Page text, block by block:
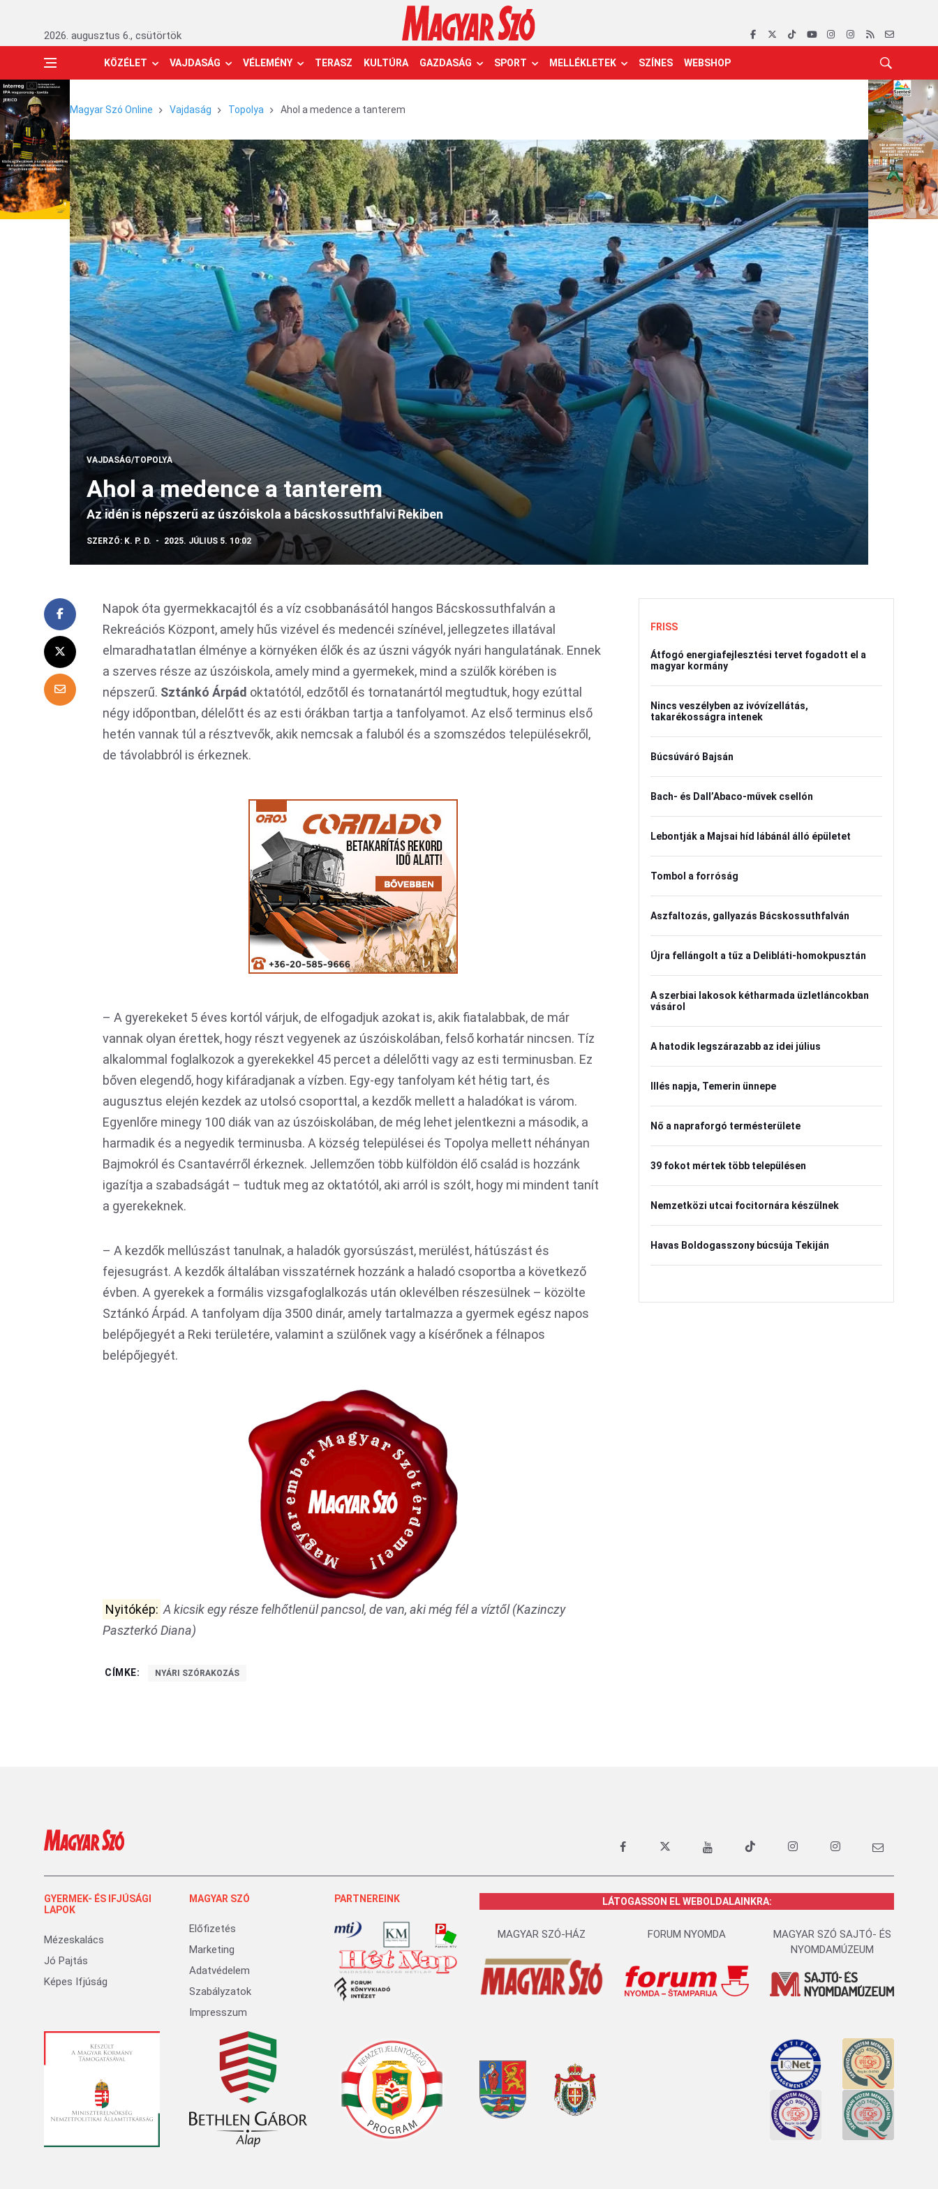
2026. augusztus 6., csütörtök
KÖZÉLET VAJDASÁG VÉLEMÉNY TERASZ KULTÚRA GAZDASÁG SPORT MELLÉKLETEK SZÍNES WEBSHOP
Magyar Szó Online Vajdaság Topolya Ahol a medence a tanterem
VAJDASÁG/TOPOLYA
Ahol a medence a tanterem
Az idén is népszerű az úszóiskola a bácskossuthfalvi Rekiben
SZERZŐ: K. P. D. 2025. JÚLIUS 5. 10:02
Napok óta gyermekkacajtól és a víz csobbanásától hangos Bácskossuthfalván a
Rekreációs Központ, amely hűs vizével és medencéi színével, jellegzetes illatával
elmaradhatatlan élménye a környéken élők és az úszni vágyók nyári hangulatának. Ennek
a szerves része az úszóiskola, amely mind a gyermekek, mind a szülők körében is
népszerű. Sztánkó Árpád oktatótól, edzőtől és tornatanártól megtudtuk, hogy ezúttal
négy időpontban, délelőtt és az esti órákban tartja a tanfolyamot. Az első terminus első
hetén vannak túl a résztvevők, akik nemcsak a faluból és a szomszédos településekről,
de távolabbról is érkeznek.
– A gyerekeket 5 éves kortól várjuk, de elfogadjuk azokat is, akik fiatalabbak, de már
vannak olyan érettek, hogy részt vegyenek az úszóiskolában, felső korhatár nincsen. Tíz
alkalommal foglalkozok a gyerekekkel 45 percet a délelőtti vagy az esti terminusban. Ez
bőven elegendő, hogy kifáradjanak a vízben. Egy-egy tanfolyam két hétig tart, és
augusztus elején kezdek az utolsó csoporttal, a kezdők mellett a haladókat is várom.
Egyenlőre minegy 100 diák van az úszóiskolában, de még lehet jelentkezni a második, a
harmadik és a negyedik terminusba. A község települései és Topolya mellett néhányan
Bajmokról és Csantavérről érkeznek. Jellemzően több külföldön élő család is hozzánk
igazítja a szabadságát – tudtuk meg az oktatótól, aki arról is szólt, hogy mi mindent tanít
a gyerekeknek.
– A kezdők mellúszást tanulnak, a haladók gyorsúszást, merülést, hátúszást és
fejesugrást. A kezdők általában visszatérnek hozzánk a haladó csoportba a következő
évben. A gyerekek a formális vizsgafoglalkozás után oklevélben részesülnek – közölte
Sztánkó Árpád. A tanfolyam díja 3500 dinár, amely tartalmazza a gyermek egész napos
belépőjegyét a Reki területére, valamint a szülőnek vagy a kísérőnek a félnapos
belépőjegyét.
Nyitókép: A kicsik egy része felhőtlenül pancsol, de van, aki még fél a víztől (Kazinczy
Paszterkó Diana)
CÍMKE: NYÁRI SZÓRAKOZÁS
FRISS
Átfogó energiafejlesztési tervet fogadott el a
magyar kormány
Nincs veszélyben az ivóvízellátás,
takarékosságra intenek
Búcsúváró Bajsán
Bach- és Dall’Abaco-művek csellón
Lebontják a Majsai híd lábánál álló épületet
Tombol a forróság
Aszfaltozás, gallyazás Bácskossuthfalván
Újra fellángolt a tűz a Delibláti-homokpusztán
A szerbiai lakosok kétharmada üzletláncokban
vásárol
A hatodik legszárazabb az idei július
Illés napja, Temerin ünnepe
Nő a napraforgó termésterülete
39 fokot mértek több településen
Nemzetközi utcai focitornára készülnek
Havas Boldogasszony búcsúja Tekiján
GYERMEK- ÉS IFJÚSÁGI
LAPOK
Mézeskalács
Jó Pajtás
Képes Ifjúság
MAGYAR SZÓ
Előfizetés
Marketing
Adatvédelem
Szabályzatok
Impresszum
PARTNEREINK LÁTOGASSON EL WEBOLDALAINKRA:
MAGYAR SZÓ-HÁZ FORUM NYOMDA
MAGYAR SZÓ SAJTÓ- ÉS
NYOMDAMÚZEUM